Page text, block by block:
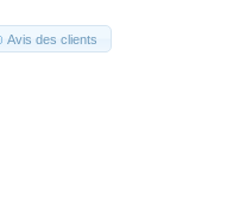
Avis des clients